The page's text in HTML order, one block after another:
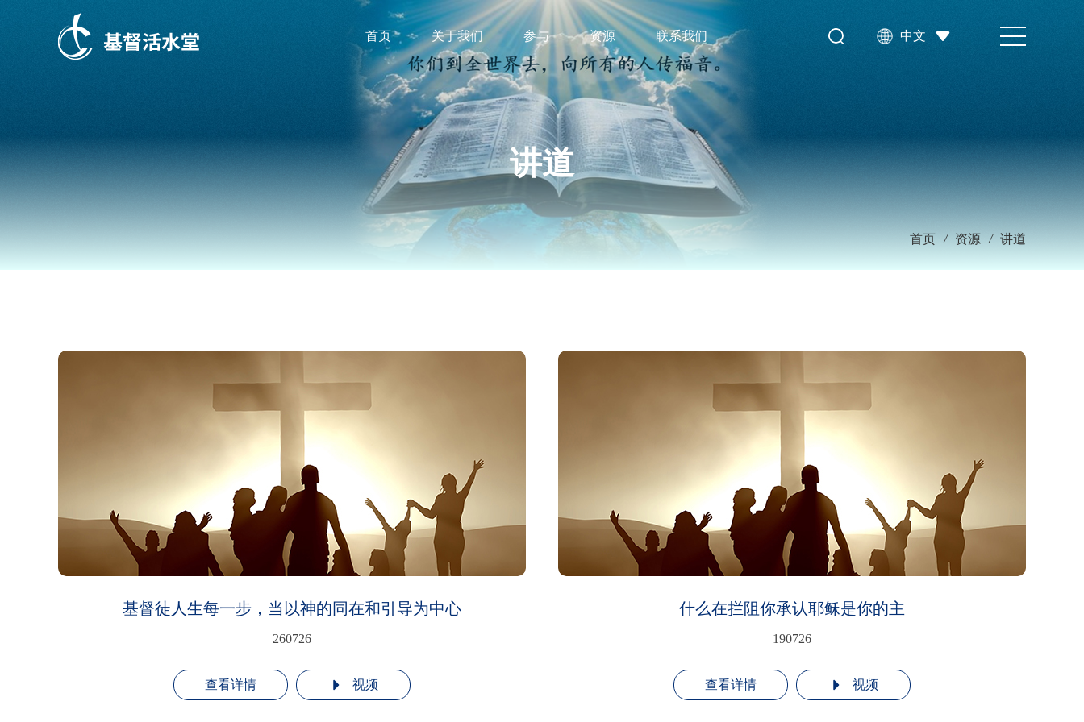
首页 关于我们 参与 资源 联系我们 中文
讲道
首页 / 资源 / 讲道
基督徒人生每一步，当以神的同在和引导为中心
260726
查看详情 视频
什么在拦阻你承认耶稣是你的主
190726
查看详情 视频